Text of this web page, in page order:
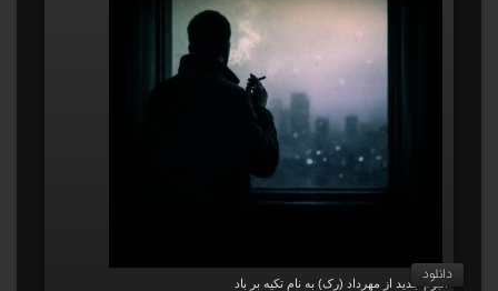
آلبوم جدید از مهرداد (رک) به نام تکیه بر باد
دانلود